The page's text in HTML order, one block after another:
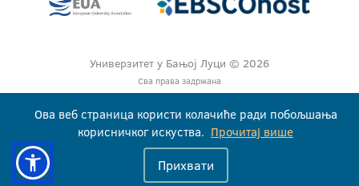
Универзитет у Бањој Луци © 2026
Сва права задржана
Ова веб страница користи колачиће ради побољшања
корисничког искуства. Прочитај више
Прихвати